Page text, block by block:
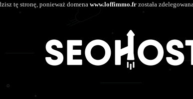
tę stronę, ponieważ domena www.loffimmo.frzostała